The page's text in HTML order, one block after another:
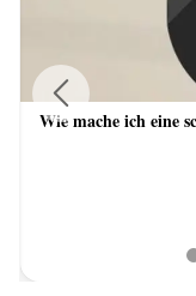
Wie mache ich eine
Previous